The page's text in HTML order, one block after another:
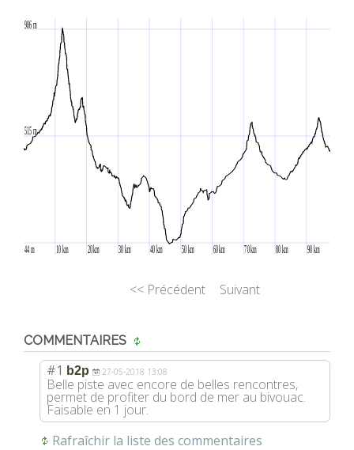
<< Précédent Suivant
COMMENTAIRES
#1 b2p 27-05-2018 13:08
Belle piste avec encore de belles rencontres,
permet de profiter du bord de mer au bivouac.
Faisable en 1 jour.
Rafraîchir la liste des commentaires